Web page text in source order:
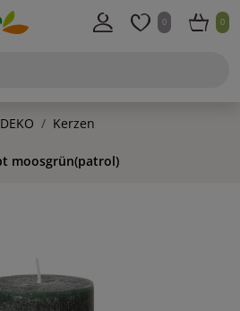
0 0
DEKO
Kerzen
moosgrün(patrol)